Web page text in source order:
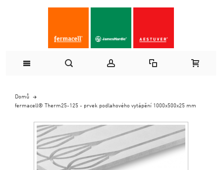
Domů
fermacell® Therm25-125 - prvek podlahového vytápění 1000x500x25 mm